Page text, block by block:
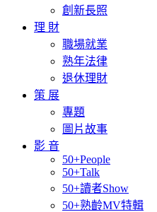
創新長照
理 財
職場就業
熟年法律
退休理財
策 展
專題
圖片故事
影 音
50+People
50+Talk
50+讀者Show
50+熟齡MV特輯